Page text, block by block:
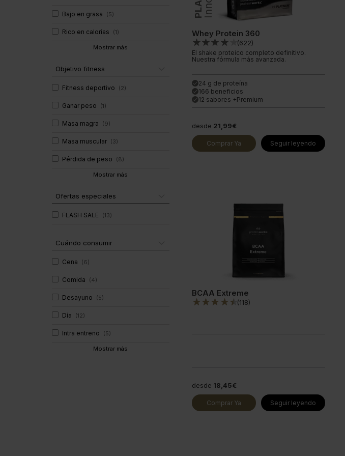
Bajo en grasa (5)
Rico en calorías (1)
Mostrar más
Objetivo fitness
Fitness deportivo (2)
Ganar peso (1)
Masa magra (9)
Masa muscular (3)
Pérdida de peso (8)
Mostrar más
Ofertas especiales
FLASH SALE (13)
Cuándo consumir
Cena (6)
Comida (4)
Desayuno (5)
Día (12)
Intra entreno (5)
Mostrar más
Whey Protein 360
(622)
El shake proteico completo definitivo.
Nuestra fórmula más avanzada.
done 24 g de proteína
done 166 beneficios
done 12 sabores +Premium
desde 21,99€
Comprar Ya Seguir leyendo
BCAA Extreme
(118)
desde 18,45€
Comprar Ya Seguir leyendo